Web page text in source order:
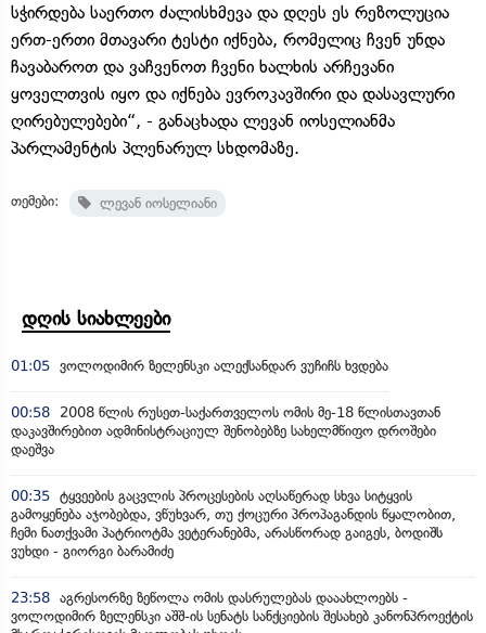
სჭირდება საერთო ძალისხმევა და დღეს ეს რეზოლუცია
ერთ-ერთი მთავარი ტესტი იქნება, რომელიც ჩვენ უნდა
ჩავაბაროთ და ვაჩვენოთ ჩვენი ხალხის არჩევანი
ყოველთვის იყო და იქნება ევროკავშირი და დასავლური
ღირებულებები“, - განაცხადა ლევან იოსელიანმა
პარლამენტის პლენარულ სხდომაზე.
თემები: ლევან იოსელიანი
დღის სიახლეები
01:05 ვოლოდიმირ ზელენსკი ალექსანდარ ვუჩიჩს ხვდება
00:58
2008 წლის რუსეთ-საქართველოს ომის მე-18 წლისთავთან
დაკავშირებით ადმინისტრაციულ შენობებზე სახელმწიფო დროშები
დაეშვა
00:35 ტყვეების გაცვლის პროცესების აღსაწერად სხვა სიტყვის
გამოყენება აჯობებდა, ვწუხვარ, თუ ქოცური პროპაგანდის წყალობით,
ჩემი ნათქვამი პატრიოტმა ვეტერანებმა, არასწორად გაიგეს, ბოდიშს
ვუხდი - გიორგი ბარამიძე
23:58 აგრესორზე ზეწოლა ომის დასრულებას დააახლოებს -
ვოლოდიმირ ზელენსკი აშშ-ის სენატს სანქციების შესახებ კანონპროექტის